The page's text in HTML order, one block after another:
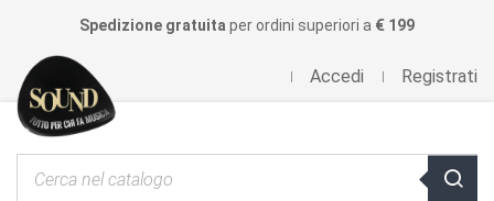
Spedizione gratuita per ordini superiori a € 199
Accedi Registrati